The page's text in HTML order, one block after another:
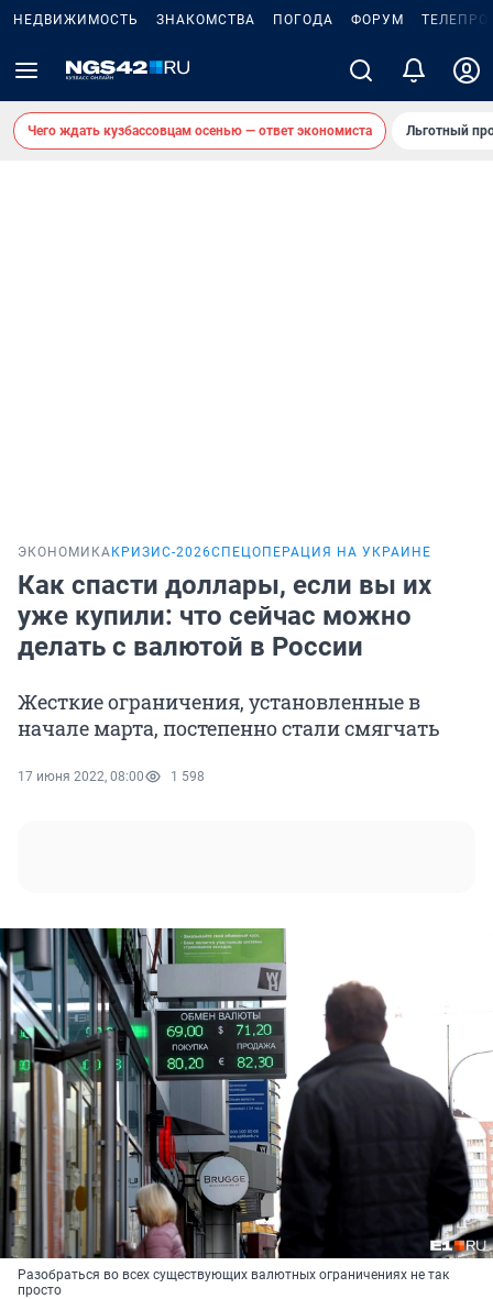
НЕДВИЖИМОСТЬ ЗНАКОМСТВА ПОГОДА ФОРУМ
Чего ждать кузбассовцам осенью — ответ экономиста Льготный
ЭКОНОМИКА КРИЗИС-2026СПЕЦОПЕРАЦИЯ НА УКРАИНЕ
Как спасти доллары, если вы их
уже купили: что сейчас можно
делать с валютой в России
Жесткие ограничения, установленные в
начале марта, постепенно стали смягчать
17 июня 2022, 08:00 1 598
Разобраться во всех существующих валютных ограничениях не так
просто